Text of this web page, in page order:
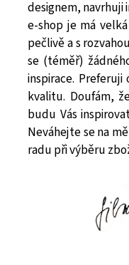
designem, navrhuji
e-shop je má
pečlivě a s
se (téměř)
inspirace.
kvalitu. Doufám,
budu Vás
Neváhejte se na
radu při výběru